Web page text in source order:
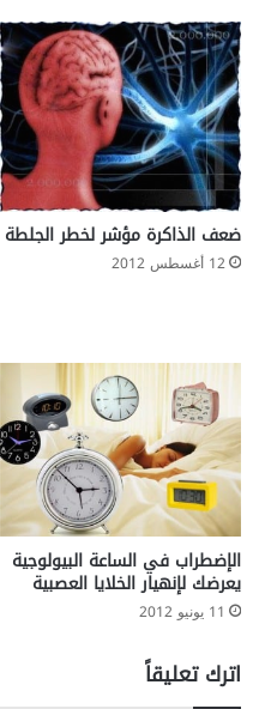
ضعف الذاكرة مؤشر لخطر الجلطة
12 أغسطس 2012
الإضطراب في الساعة البيولوجية
يعرضك لإنهيار الخلايا العصبية
11 يونيو 2012
اترك تعليقاً